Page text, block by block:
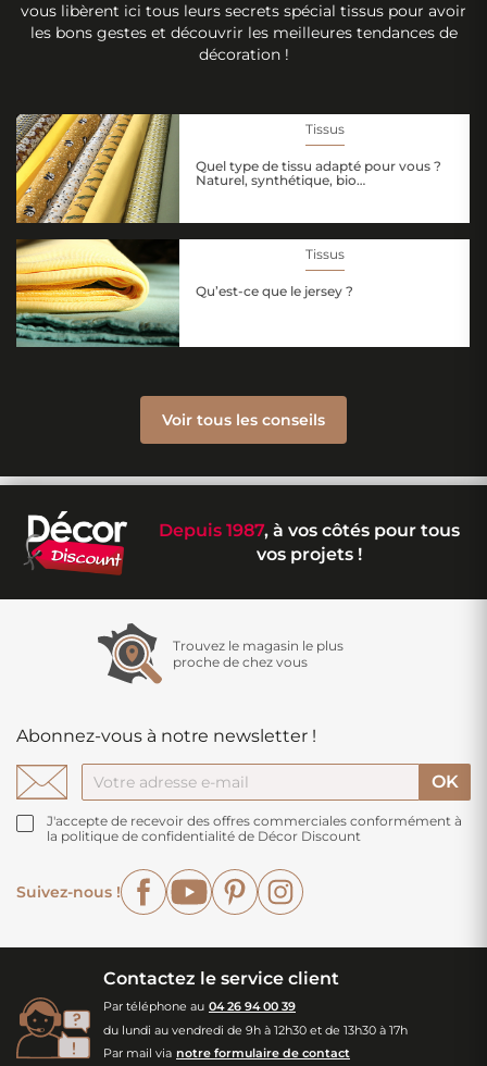
vous libèrent ici tous leurs secrets spécial tissus pour avoir
les bons gestes et découvrir les meilleures tendances de
décoration !
Tissus
Quel type de tissu adapté pour vous ?
Naturel, synthétique, bio…
Tissus
Qu’est-ce que le jersey ?
Voir tous les conseils
Depuis 1987, à vos côtés pour tous
vos projets !
Trouvez le magasin le plus
proche de chez vous
Abonnez-vous à notre newsletter !
J'accepte de recevoir des offres commerciales conformément à
la politique de confidentialité de Décor Discount
Suivez-nous !
FacebookYouTubePinterest
Contactez le service client
Par téléphone au 04 26 94 00 39
du lundi au vendredi de 9h à 12h30 et de 13h30 à 17h
Par mail via notre formulaire de contact